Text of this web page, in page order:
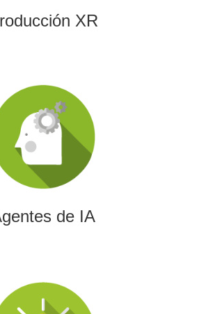
XR
de IA
de IA
de inteligencia artificial capaces de
optimizar decisiones y transformar
eficiencia empresarial.
de IA en Procesos